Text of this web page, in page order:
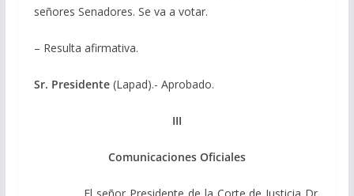
señores Senadores. Se va a votar.
– Resulta afirmativa.
Sr. Presidente(Lapad).- Aprobado.
III
Comunicaciones Oficiales